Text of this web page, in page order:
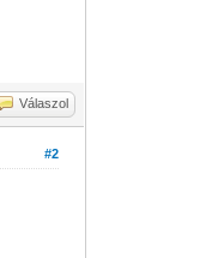
Válaszol
#2